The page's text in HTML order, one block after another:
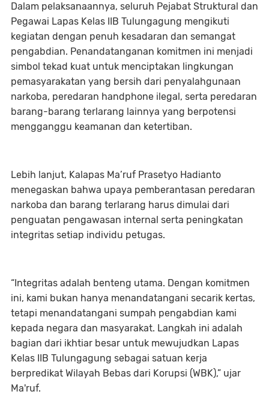
Dalam pelaksanaannya, seluruh Pejabat Struktural dan
Pegawai Lapas Kelas IIB Tulungagung mengikuti
kegiatan dengan penuh kesadaran dan semangat
pengabdian. Penandatanganan komitmen ini menjadi
simbol tekad kuat untuk menciptakan lingkungan
pemasyarakatan yang bersih dari penyalahgunaan
narkoba, peredaran handphone ilegal, serta peredaran
barang-barang terlarang lainnya yang berpotensi
mengganggu keamanan dan ketertiban.
Lebih lanjut, Kalapas Ma’ruf Prasetyo Hadianto
menegaskan bahwa upaya pemberantasan peredaran
narkoba dan barang terlarang harus dimulai dari
penguatan pengawasan internal serta peningkatan
integritas setiap individu petugas.
“Integritas adalah benteng utama. Dengan komitmen
ini, kami bukan hanya menandatangani secarik kertas,
tetapi menandatangani sumpah pengabdian kami
kepada negara dan masyarakat. Langkah ini adalah
bagian dari ikhtiar besar untuk mewujudkan Lapas
Kelas IIB Tulungagung sebagai satuan kerja
berpredikat Wilayah Bebas dari Korupsi (WBK),” ujar
Ma'ruf.